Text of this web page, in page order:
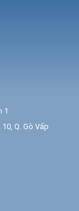
1
Q. Gò Vấp